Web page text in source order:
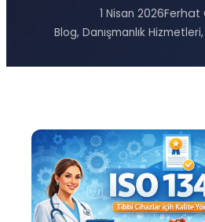
1 Nisan 2026Ferhat
Blog, Danışmanlık Hizmetleri,